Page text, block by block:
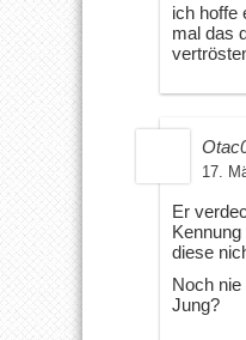
ich hoffe
mal das
17.
Er
diese
Noch
Jung?